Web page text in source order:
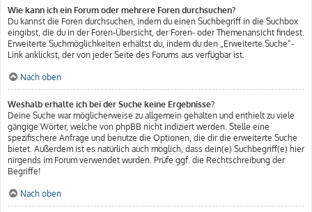
Wie kann ich ein Forum oder mehrere Foren durchsuchen?
Du kannst die Foren durchsuchen, indem du einen Suchbegriff in die Suchbox
eingibst, die du in der Foren-Übersicht, der Foren- oder Themenansicht findest.
Erweiterte Suchmöglichkeiten erhältst du, indem du den „Erweiterte Suche“-
Link anklickst, der von jeder Seite des Forums aus verfügbar ist.
Nach oben
Weshalb erhalte ich bei der Suche keine Ergebnisse?
Deine Suche war möglicherweise zu allgemein gehalten und enthielt zu viele
gängige Wörter, welche von phpBB nicht indiziert werden. Stelle eine
spezifischere Anfrage und benutze die Optionen, die dir die erweiterte Suche
bietet. Außerdem ist es natürlich auch möglich, dass dein(e) Suchbegriff(e) hier
nirgends im Forum verwendet wurden. Prüfe ggf. die Rechtschreibung der
Begriffe!
Nach oben